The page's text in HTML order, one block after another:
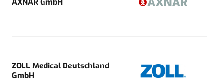
AXNAR GmbH
ZOLL Medical Deutschland
GmbH